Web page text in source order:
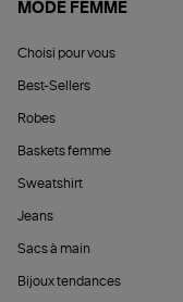
MODE FEMME
Choisi pour vous
Best-Sellers
Robes
Baskets femme
Sweatshirt
Jeans
Sacs à main
Bijoux tendances